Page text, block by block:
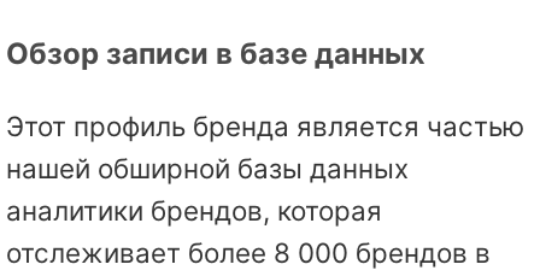
Обзор записи в базе данных
Этот профиль бренда является частью
нашей обширной базы данных
аналитики брендов, которая
отслеживает более 8 000 брендов в